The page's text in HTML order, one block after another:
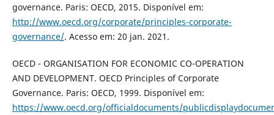
governance. Paris: OECD, 2015. Disponível em:
http://www.oecd.org/corporate/principles-corporate-
governance/. Acesso em: 20 jan. 2021.
OECD - ORGANISATION FOR ECONOMIC CO-OPERATION
AND DEVELOPMENT. OECD Principles of Corporate
Governance. Paris: OECD, 1999. Disponível em:
https://www.oecd.org/officialdocuments/